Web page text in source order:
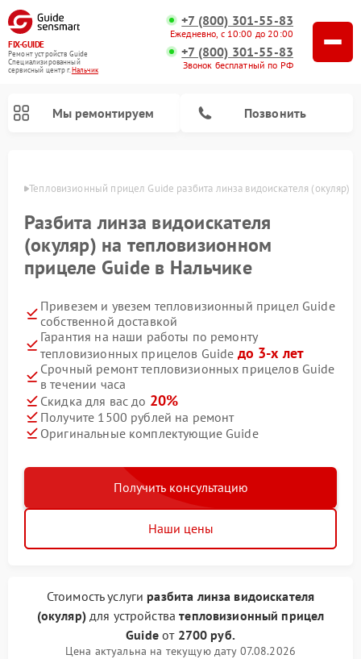
FIX-GUIDE
Ремонт устройств Guide
Специализированный
cервисный центр г.Нальчик
+7 (800) 301-55-83
Ежедневно, с 10:00 до 20:00
+7 (800) 301-55-83
Звонок бесплатный по РФ
Мы ремонтируем Позвонить
Тепловизионный прицел Guide разбита линза видоискателя (окуляр)
Разбита линза видоискателя
(окуляр) на тепловизионном
прицеле Guide в Нальчике
Привезем и увезем тепловизионный прицел Guide
собственной доставкой
Гарантия на наши работы по ремонту
тепловизионных прицелов Guide до 3-х лет
Срочный ремонт тепловизионных прицелов Guide
в течении часа
Скидка для вас до 20%
Получите 1500 рублей на ремонт
Оригинальные комплектующие Guide
Получить консультацию
Наши цены
Стоимость услуги разбита линза видоискателя
(окуляр) для устройстватепловизионный прицел
Guideот 2700 руб.
Цена актуальна на текущую дату 07.08.2026